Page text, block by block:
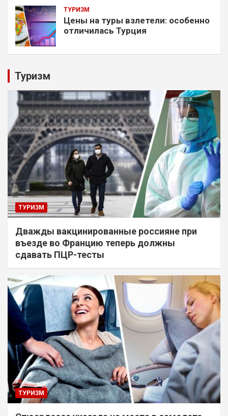
ТУРИЗМ
Цены на туры взлетели: особенно
отличилась Турция
Туризм
ТУРИЗМ
Дважды вакцинированные россияне при
въезде во Францию теперь должны
сдавать ПЦР-тесты
ТУРИЗМ